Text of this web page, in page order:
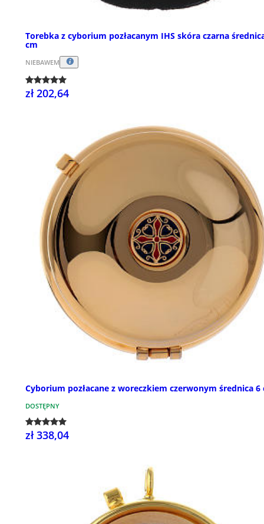
Torebka z cyborium pozłacanym IHS skóra czarna
cm
NIEBAWEM
zł 202,64
Cyborium pozłacane z woreczkiem czerwonym średnica 6
DOSTĘPNY
zł 338,04